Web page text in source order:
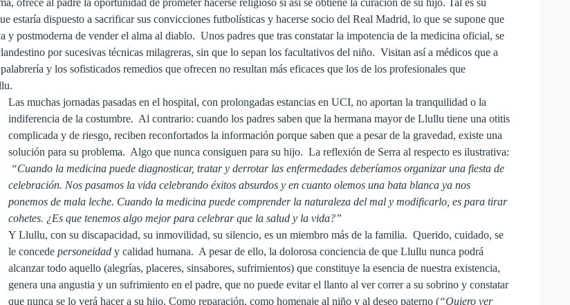
ofrece al padre la oportunidad de prometer hacerse religioso si así se obtiene la curación de su hijo. Tal es su
estaría dispuesto a sacrificar sus convicciones futbolísticas y hacerse socio del Real Madrid, lo que se supone que
y postmoderna de vender el alma al diablo. Unos padres que tras constatar la impotencia de la medicina oficial, se
por sucesivas técnicas milagreras, sin que lo sepan los facultativos del niño. Visitan así a médicos que a
y los sofisticados remedios que ofrecen no resultan más eficaces que los de los profesionales que
Las muchas jornadas pasadas en el hospital, con prolongadas estancias en UCI, no aportan la tranquilidad o la
indiferencia de la costumbre. Al contrario: cuando los padres saben que la hermana mayor de Llullu tiene una otitis
complicada y de riesgo, reciben reconfortados la información porque saben que a pesar de la gravedad, existe una
solución para su problema. Algo que nunca consiguen para su hijo. La reflexión de Serra al respecto es ilustrativa:
“Cuando la medicina puede diagnosticar, tratar y derrotar las enfermedades deberíamos organizar una fiesta de
celebración. Nos pasamos la vida celebrando éxitos absurdos y en cuanto olemos una bata blanca ya nos
ponemos de mala leche. Cuando la medicina puede comprender la naturaleza del mal y modificarlo, es para tirar
cohetes. ¿Es que tenemos algo mejor para celebrar que la salud y la vida?”
Y Llullu, con su discapacidad, su inmovilidad, su silencio, es un miembro más de la familia. Querido, cuidado, se
le concedepersoneidad y calidad humana. A pesar de ello, la dolorosa conciencia de que Llullu nunca podrá
alcanzar todo aquello (alegrías, placeres, sinsabores, sufrimientos) que constituye la esencia de nuestra existencia,
genera una angustia y un sufrimiento en el padre, que no puede evitar el llanto al ver correr a su sobrino y constatar
que nunca se lo verá hacer a su hijo. Como reparación, como homenaje al niño y al deseo paterno (“Quiero ver